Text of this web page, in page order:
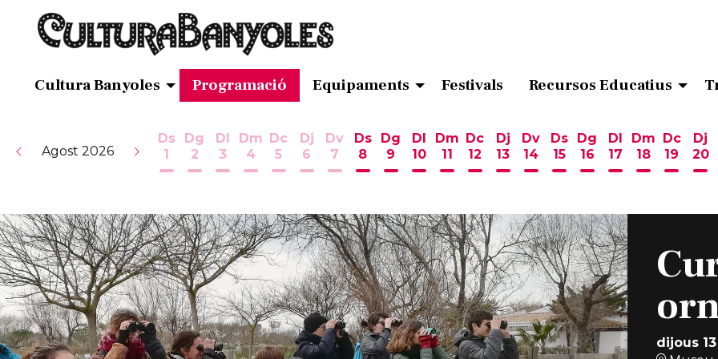
Cultura Banyoles Programació Equipaments Festivals Recursos Educatius
Agost 2026
Ds
1
Dissabte 1 d'agost
Dg
2
Diumenge 2 d'agost
Dl
3
Dilluns 3 d'agost
Dm
4
Dimarts 4 d'agost
Dc
5
Dimecres 5 d'agost
Dj
6
Dijous 6 d'agost
Dv
7
Divendres 7 d'agost
Ds
8
Dissabte 8 d'agost
Dg
9
Diumenge 9 d'agost
Dl
10
Dilluns 10 d'agost
Dm
11
Dimarts 11 d'agost
Dc
12
Dimecres 12 d'agost
Dj
13
Dijous 13 d'agost
Dv
14
Divendres 14 d'agost
Ds
15
Dissabte 15 d'agost
Dg
16
Diumenge 16
Dl
17
Dilluns 17
Dm
18
Dimarts 18
Dc
19
Dj
20
dijous